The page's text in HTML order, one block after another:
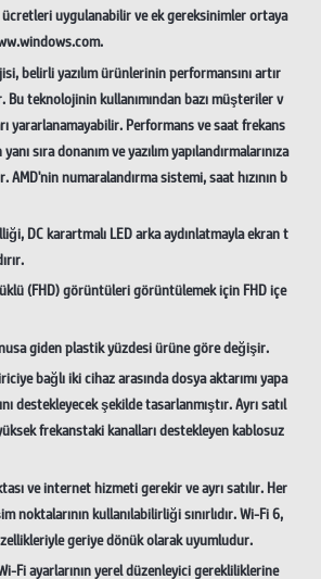
uygulanabilir ve ek gereksinimler ortaya
belirli yazılım ürünlerinin performansını artır
Bu teknolojinin kullanımından bazı müşteriler v
yararlanamayabilir. Performans ve saat frekans
sıra donanım ve yazılım yapılandırmalarınıza
numaralandırma sistemi, saat hızının b
DC karartmalı LED arka aydınlatmayla ekran t
(FHD) görüntüleri görüntülemek için FHD içe
giden plastik yüzdesi ürüne göre değişir.
bağlı iki cihaz arasında dosya aktarımı yapa
destekleyecek şekilde tasarlanmıştır. Ayrı satıl
frekanstaki kanalları destekleyen kablosuz
ve internet hizmeti gerekir ve ayrı satılır. Her
noktalarının kullanılabilirliği sınırlıdır. Wi-Fi 6,
geriye dönük olarak uyumludur.
Fi ayarlarının yerel düzenleyici gerekliliklerine